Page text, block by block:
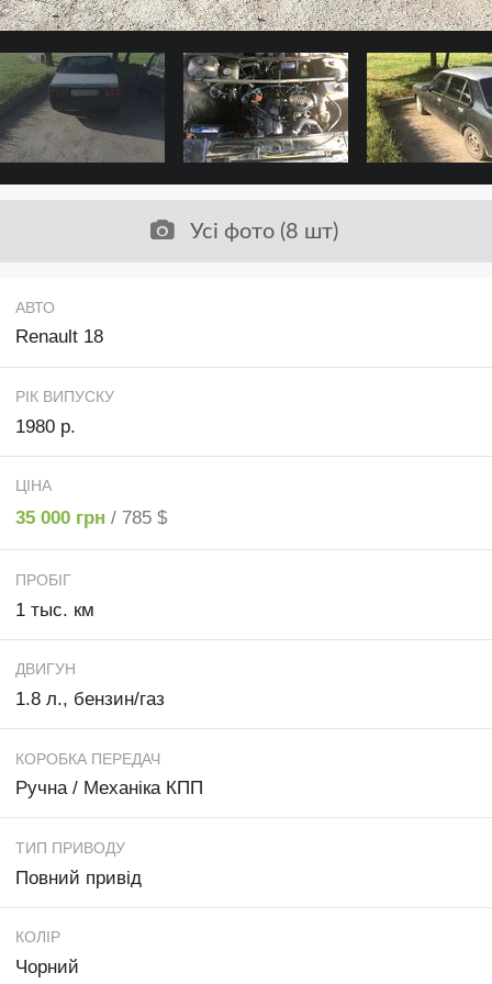
Усі фото (8 шт)
АВТО
Renault 18
РІК ВИПУСКУ
1980 р.
ЦІНА
35 000 грн / 785 $
ПРОБІГ
1 тыс. км
ДВИГУН
1.8 л., бензин/газ
КОРОБКА ПЕРЕДАЧ
Ручна / Механіка КПП
ТИП ПРИВОДУ
Повний привід
КОЛІР
Чорний